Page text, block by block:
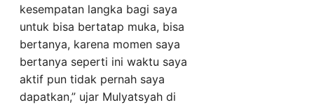
kesempatan langka bagi saya
untuk bisa bertatap muka, bisa
bertanya, karena momen saya
bertanya seperti ini waktu saya
aktif pun tidak pernah saya
dapatkan,” ujar Mulyatsyah di